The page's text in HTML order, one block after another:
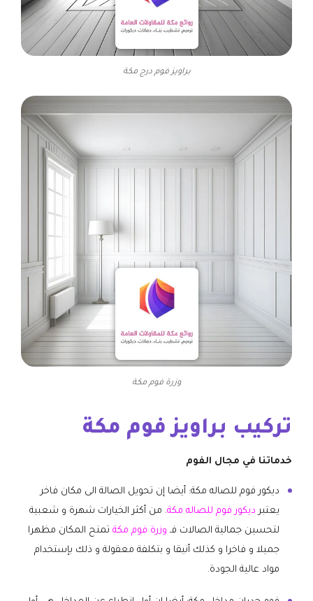
براويز فوم درج مكة
وزرة فوم مكة
تركيب براويز فوم مكة
خدماتنا في مجال الفوم
ديكور فوم للصاله مكة: أيضا إن تحويل الصالة الى مكان فاخر
يعتبر ديكور فوم للصاله مكة. من أكثر الخيارات شهرة و شعبية
لتحسين جمالية الصالات فـ وزرة فوم مكة تمنح المكان مظهرا
جميلا و فاخرا و كذلك أنيقا و بتكلفة معقولة و ذلك بإستخدام
مواد عالية الجودة.